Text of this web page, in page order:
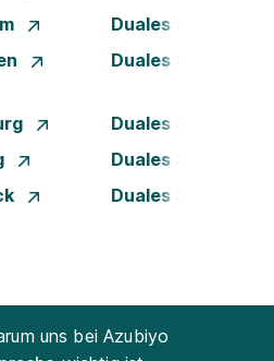
Duales Studium
Duales Studium
Duales Studium
Duales Studium
Duales Studium
uns bei Azubiyo